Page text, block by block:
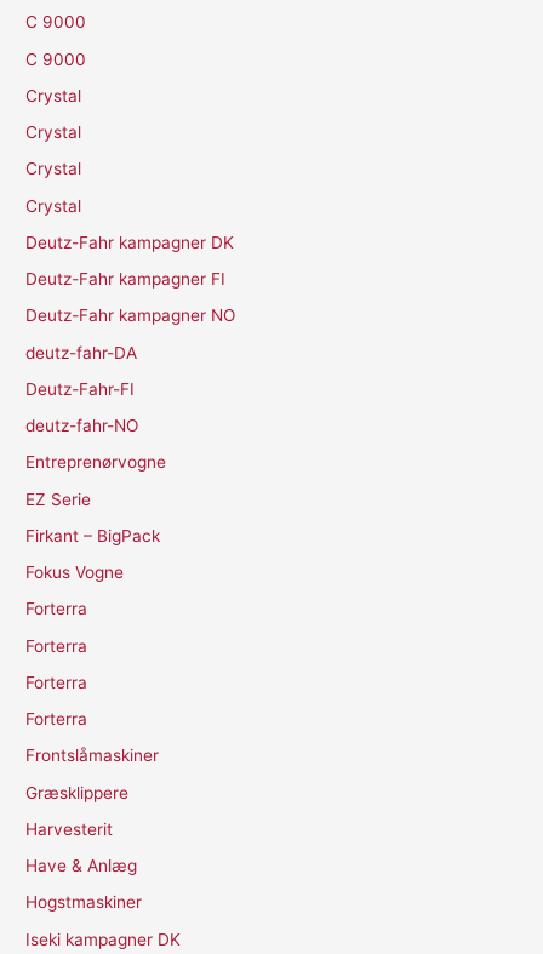
C 9000
C 9000
Crystal
Crystal
Crystal
Crystal
Deutz-Fahr kampagner DK
Deutz-Fahr kampagner FI
Deutz-Fahr kampagner NO
deutz-fahr-DA
Deutz-Fahr-FI
deutz-fahr-NO
Entreprenørvogne
EZ Serie
Firkant – BigPack
Fokus Vogne
Forterra
Forterra
Forterra
Forterra
Frontslåmaskiner
Græsklippere
Harvesterit
Have & Anlæg
Hogstmaskiner
Iseki kampagner DK